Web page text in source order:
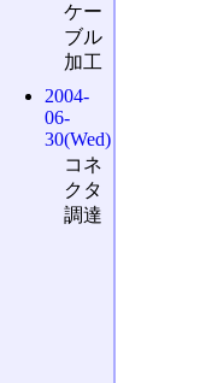
ケー
ブル
加工
2004-
06-
30(Wed)
コネ
クタ
調達